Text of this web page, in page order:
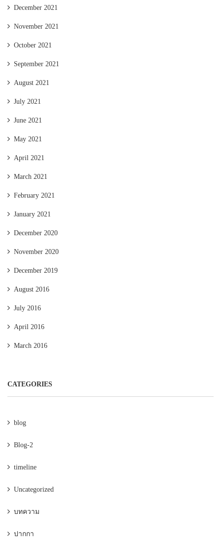
December 2021
November 2021
October 2021
September 2021
August 2021
July 2021
June 2021
May 2021
April 2021
March 2021
February 2021
January 2021
December 2020
November 2020
December 2019
August 2016
July 2016
April 2016
March 2016
CATEGORIES
blog
Blog-2
timeline
Uncategorized
บทความ
ปากกา